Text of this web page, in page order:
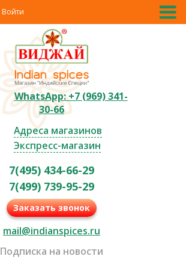
Войти
WhatsApp: +7 (969) 341-
30-66
Адреса магазинов
Экспресс-магазин
7(495) 434-66-29
7(499) 739-95-29
Заказать звонок
mail@indianspices.ru
Подписка на новости